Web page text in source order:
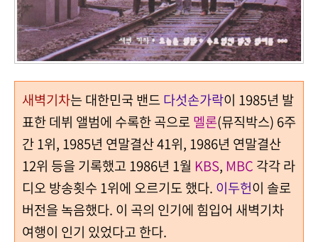
새벽기차는 대한민국 밴드다섯손가락이 1985년 발
표한 데뷔 앨범에 수록한 곡으로멜론(뮤직박스) 6주
간 1위, 1985년 연말결산 41위, 1986년 연말결산
12위 등을 기록했고 1986년 1월 KBS, MBC 각각 라
디오 방송횟수 1위에 오르기도 했다. 이두헌이 솔로
버전을 녹음했다. 이 곡의 인기에 힘입어 새벽기차
여행이 인기 있었다고 한다.